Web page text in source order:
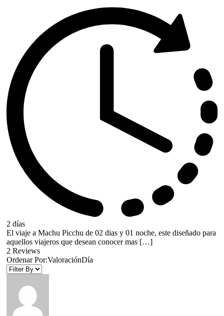
2 días
El viaje a Machu Picchu de 02 dias y 01 noche, este diseñado para
aquellos viajeros que desean conocer mas […]
2 Reviews
Ordenar Por:ValoraciónDía